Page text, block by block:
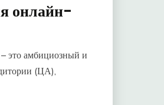
онлайн-
это амбициозный и
(ЦА),